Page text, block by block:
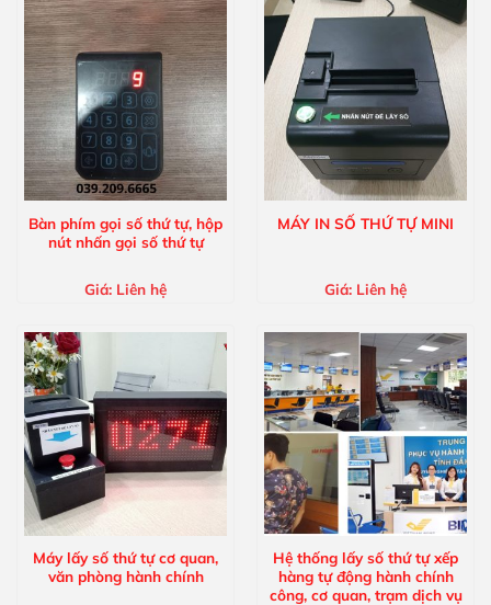
Bàn phím gọi số thứ tự, hộp
nút nhấn gọi số thứ tự
Giá: Liên hệ
MÁY IN SỐ THỨ TỰ MINI
Giá: Liên hệ
Máy lấy số thứ tự cơ quan,
văn phòng hành chính
Hệ thống lấy số thứ tự xếp
hàng tự động hành chính
công, cơ quan, trạm dịch vụ